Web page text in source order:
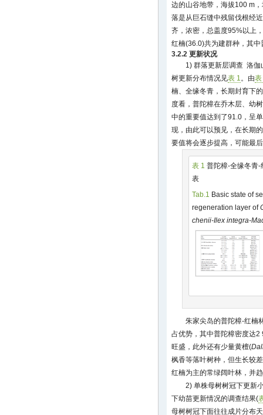
边的山谷地带，海拔100 m
落是从巨石缝中残留伐根经
齐，浓密，总盖度95%以上
红楠(36.0)共为建群种，其
3.2.2 更新状况
1) 群落更新层调查 洛伽
树更新分布情况见表 1。由
楠、全缘冬青，长期封育下
度看，普陀樟在乔木层、幼
中的重要值达到了91.0，呈
现，由此可以预见，在长期
要值将会逐步提高，可能最
表 1 普陀樟-全缘冬青
表
Tab.1 Basic state of
regeneration layer of
chenii-Ilex integra-
朱家尖岛的普陀樟-红楠
占优势，其中普陀樟密度达2
旺盛，此外还有少量黄檀(
枫香等落叶树种，但生长较
红楠为主的常绿阔叶林，并
2) 单株母树树冠下更新
下幼苗更新情况的调查结果(
母树树冠下面往往成片分布